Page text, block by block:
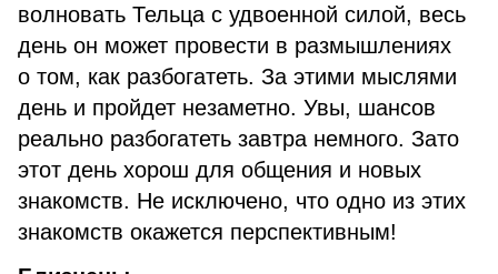
волновать Тельца с удвоенной силой, весь
день он может провести в размышлениях
о том, как разбогатеть. За этими мыслями
день и пройдет незаметно. Увы, шансов
реально разбогатеть завтра немного. Зато
этот день хорош для общения и новых
знакомств. Не исключено, что одно из этих
знакомств окажется перспективным!